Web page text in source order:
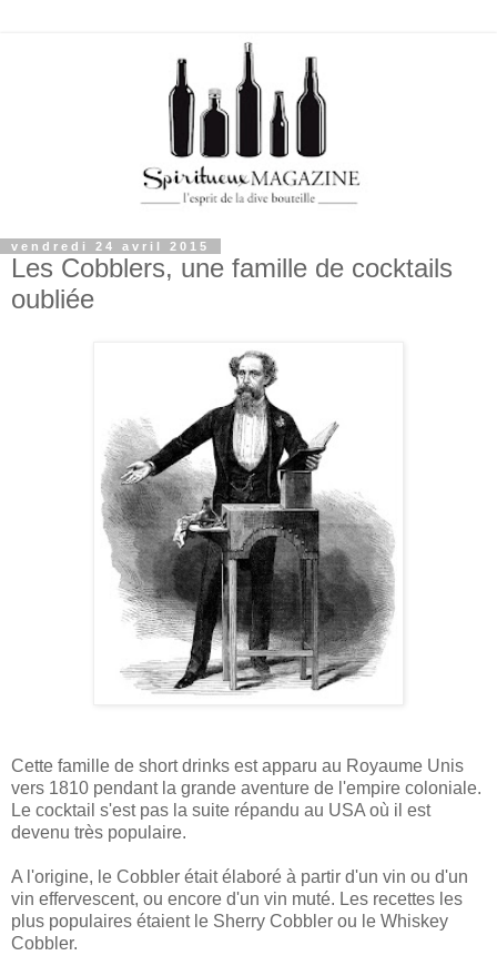
vendredi 24 avril 2015
Les Cobblers, une famille de cocktails
oubliée
Cette famille de short drinks est apparu au Royaume Unis
vers 1810 pendant la grande aventure de l'empire coloniale.
Le cocktail s'est pas la suite répandu au USA où il est
devenu très populaire.
A l'origine, le Cobbler était élaboré à partir d'un vin ou d'un
vin effervescent, ou encore d'un vin muté. Les recettes les
plus populaires étaient le Sherry Cobbler ou le Whiskey
Cobbler.